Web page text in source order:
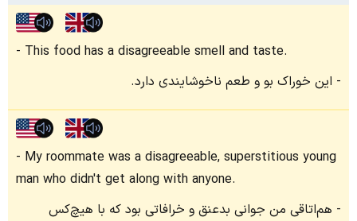
This food has a disagreeable smell and taste.
این خوراک بو و طعم ناخوشایندی دارد.
My roommate was a disagreeable, superstitious young
man who didn't get along with anyone.
هم‌اتاقی من جوانی بدعنق و خرافاتی بود که با هیچ‌کس